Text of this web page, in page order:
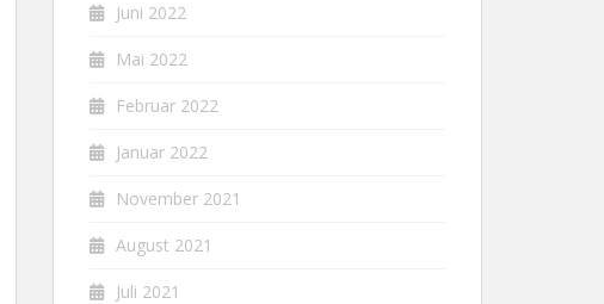
Juni 2022
Mai 2022
Februar 2022
Januar 2022
November 2021
August 2021
Juli 2021